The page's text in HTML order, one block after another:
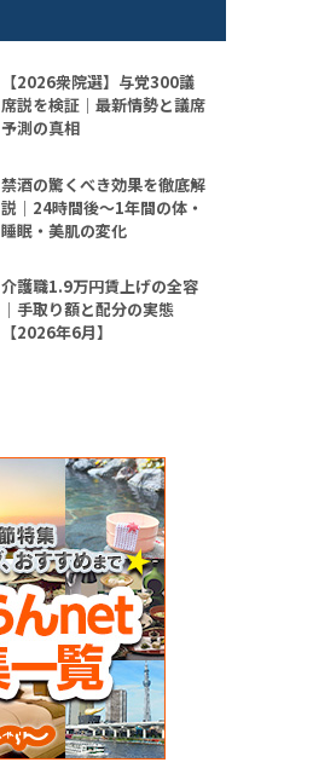
【2026衆院選】与党300議
席説を検証｜最新情勢と議席
予測の真相
禁酒の驚くべき効果を徹底解
説｜24時間後〜1年間の体・
睡眠・美肌の変化
介護職1.9万円賃上げの全容
｜手取り額と配分の実態
【2026年6月】